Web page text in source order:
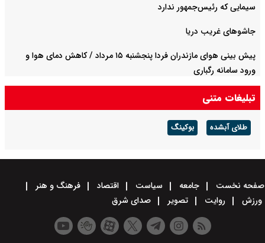
سیمایی که رئیس‌جمهور ندارد
جاشوهای غریب دریا
پیش بینی هوای مازندران فردا پنجشنبه ۱۵ مرداد / کاهش دمای هوا و
ورود سامانه رگباری
تبلیغات متنی
طلای آبشده بوکینگ
صفحه نخست جامعه سیاست اقتصاد
فرهنگ و هنر
ورزش
روایت تصویر صدای شرق